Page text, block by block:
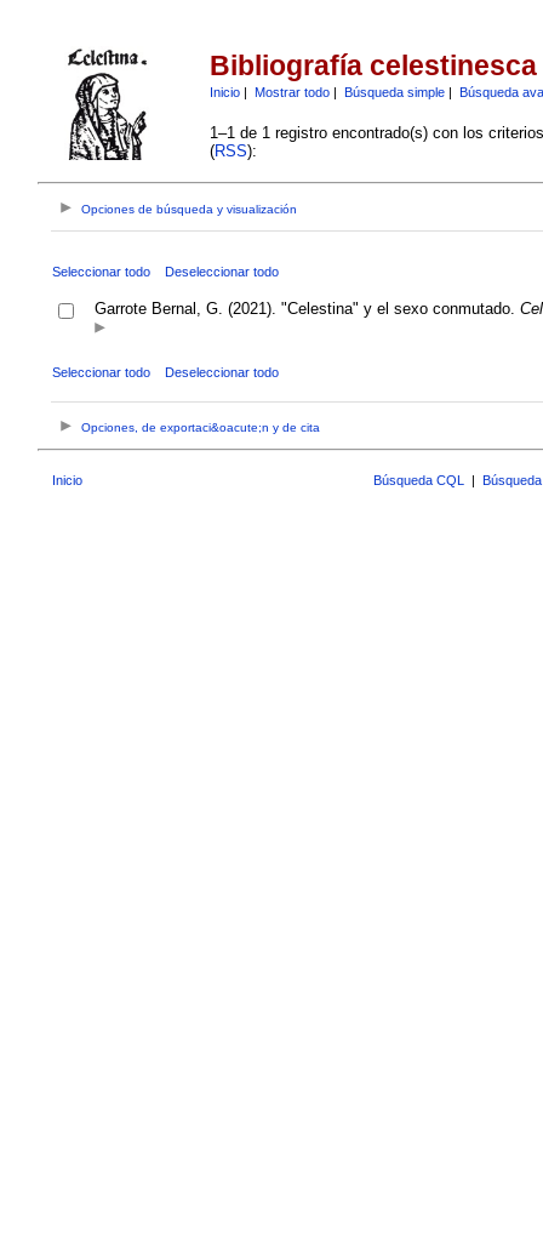
Bibliografía celestinesca
Inicio| Mostrar todo| Búsqueda simple| Búsqueda
1–1 de 1 registro encontrado(s) con los
(RSS):
Opciones de búsqueda y visualización
Seleccionar todo Deseleccionar todo
Garrote Bernal, G. (2021). "Celestina" y el sexo conmutado.
Seleccionar todo Deseleccionar todo
Opciones, de exportaci&oacute;n y de cita
Inicio Búsqueda CQL |